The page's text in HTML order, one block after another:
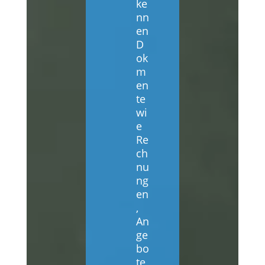
ke
nn
en
D
ok
m
en
te
wi
e
Re
ch
nu
ng
en
,
An
ge
bo